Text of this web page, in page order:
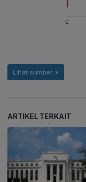
ARTIKEL TERKAIT